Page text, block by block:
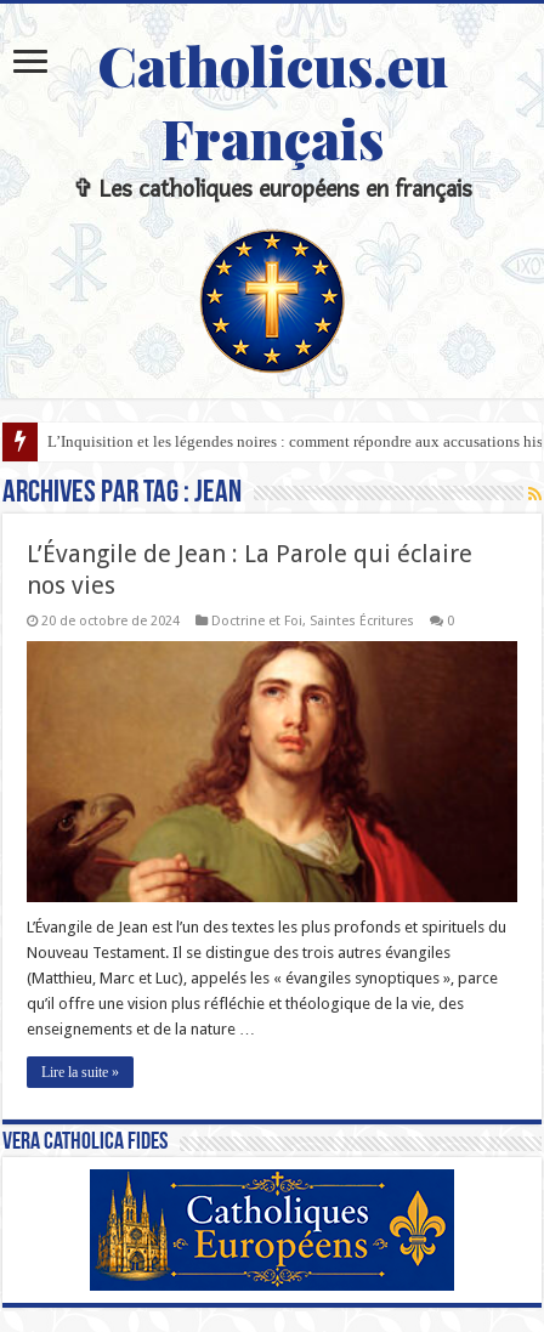
Catholicus.eu
Français
✞ Les catholiques européens en français
L’Inquisition et les légendes noires : comment répondre aux accusations
Archives par tag :Jean
L’Évangile de Jean : La Parole qui éclaire
nos vies
20 de octobre de 2024 Doctrine et Foi, Saintes Écritures 0
L’Évangile de Jean est l’un des textes les plus profonds et spirituels du
Nouveau Testament. Il se distingue des trois autres évangiles
(Matthieu, Marc et Luc), appelés les « évangiles synoptiques », parce
qu’il offre une vision plus réfléchie et théologique de la vie, des
enseignements et de la nature …
Lire la suite »
Vera Catholica Fides